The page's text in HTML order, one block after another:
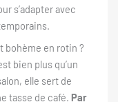
s’adapter avec
bohème en rotin ?
bien plus qu’un
elle sert de
tasse de café. Par